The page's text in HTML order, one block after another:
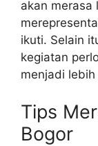
akan merasa
ikuti. Selain
kegiatan
menjadi
Tips
Bogor